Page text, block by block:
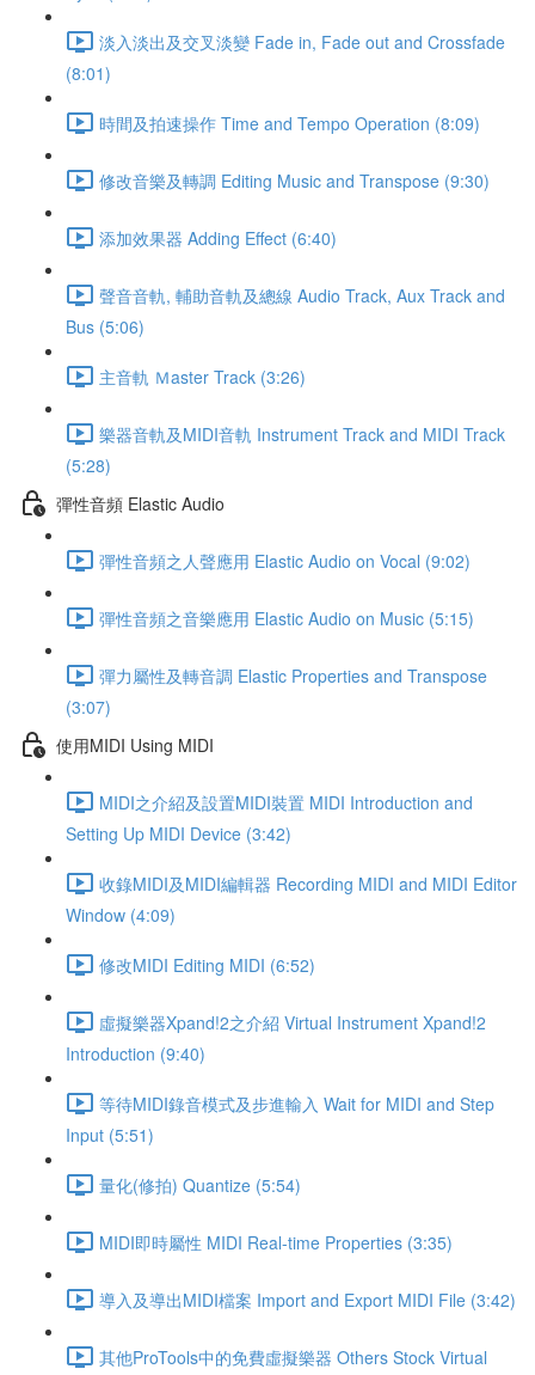
淡入淡出及交叉淡變 Fade in, Fade out and Crossfade
(8:01)
時間及拍速操作 Time and Tempo Operation (8:09)
修改音樂及轉調 Editing Music and Transpose (9:30)
添加效果器 Adding Effect (6:40)
聲音音軌, 輔助音軌及總線 Audio Track, Aux Track and
Bus (5:06)
主音軌 Ｍaster Track (3:26)
樂器音軌及MIDI音軌 Instrument Track and MIDI Track
(5:28)
彈性音頻 Elastic Audio
彈性音頻之人聲應用 Elastic Audio on Vocal (9:02)
彈性音頻之音樂應用 Elastic Audio on Music (5:15)
彈力屬性及轉音調 Elastic Properties and Transpose
(3:07)
使用MIDI Using MIDI
MIDI之介紹及設置MIDI裝置 MIDI Introduction and
Setting Up MIDI Device (3:42)
收錄MIDI及MIDI編輯器 Recording MIDI and MIDI Editor
Window (4:09)
修改MIDI Editing MIDI (6:52)
虛擬樂器Xpand!2之介紹 Virtual Instrument Xpand!2
Introduction (9:40)
等待MIDI錄音模式及步進輸入 Wait for MIDI and Step
Input (5:51)
量化(修拍) Quantize (5:54)
MIDI即時屬性 MIDI Real-time Properties (3:35)
導入及導出MIDI檔案 Import and Export MIDI File (3:42)
其他ProTools中的免費虛擬樂器 Others Stock Virtual